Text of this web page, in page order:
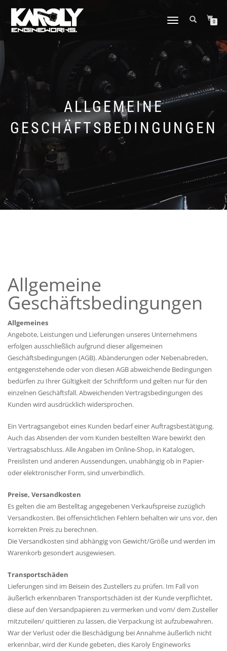
NAVIGATION
0
ALLGEMEINE
GESCHÄFTSBEDINGUNGEN
Allgemeine
Geschäftsbedingungen
Allgemeines
Angebote, Leistungen und Lieferungen unseres Unternehmens
erfolgen ausschließlich aufgrund dieser allgemeinen
Geschäftsbedingungen (AGB). Abänderungen oder Nebenabreden,
entgegenstehende oder von diesen AGB abweichende Bedingungen
bedürfen zu Ihrer Gültigkeit der Schriftform und gelten nur für den
einzelnen Geschäftsfall. Abweichenden Vertragsbedingungen des
Kunden wird ausdrücklich widersprochen.
Ein Vertragsangebot eines Kunden bedarf einer Auftragsbestätigung.
Auch das Absenden der vom Kunden bestellten Ware bewirkt den
Vertragsabschluss. Alle Angaben im Online-Shop, in Katalogen,
Preislisten und anderen Aussendungen, unabhängig ob in Papier-
oder elektronischer Form, sind unverbindlich.
Preise, Versandkosten
Es gelten die am Bestelltag angegebenen Verkaufspreise zuzüglich
Versandkosten. Bei offensichtlichen Fehlern behalten wir uns vor, den
korrekten Preis zu berechnen.
Die Versandkosten sind abhängig von Gewicht/Größe und werden im
Warenkorb gesondert ausgewiesen.
Transportschäden
Lieferungen sind im Beisein des Zustellers zu prüfen. Im Fall von
äußerlich erkennbaren Transportschäden ist der Kunde verpflichtet,
diese auf den Versandpapieren zu vermerken und vom/ dem Zusteller
mitzuteilen/ quittieren zu lassen, die Verpackung ist aufzubewahren.
War der Verlust oder die Beschädigung bei Annahme äußerlich nicht
erkennbar, wird der Kunde gebeten, dies Karoly Engineworks